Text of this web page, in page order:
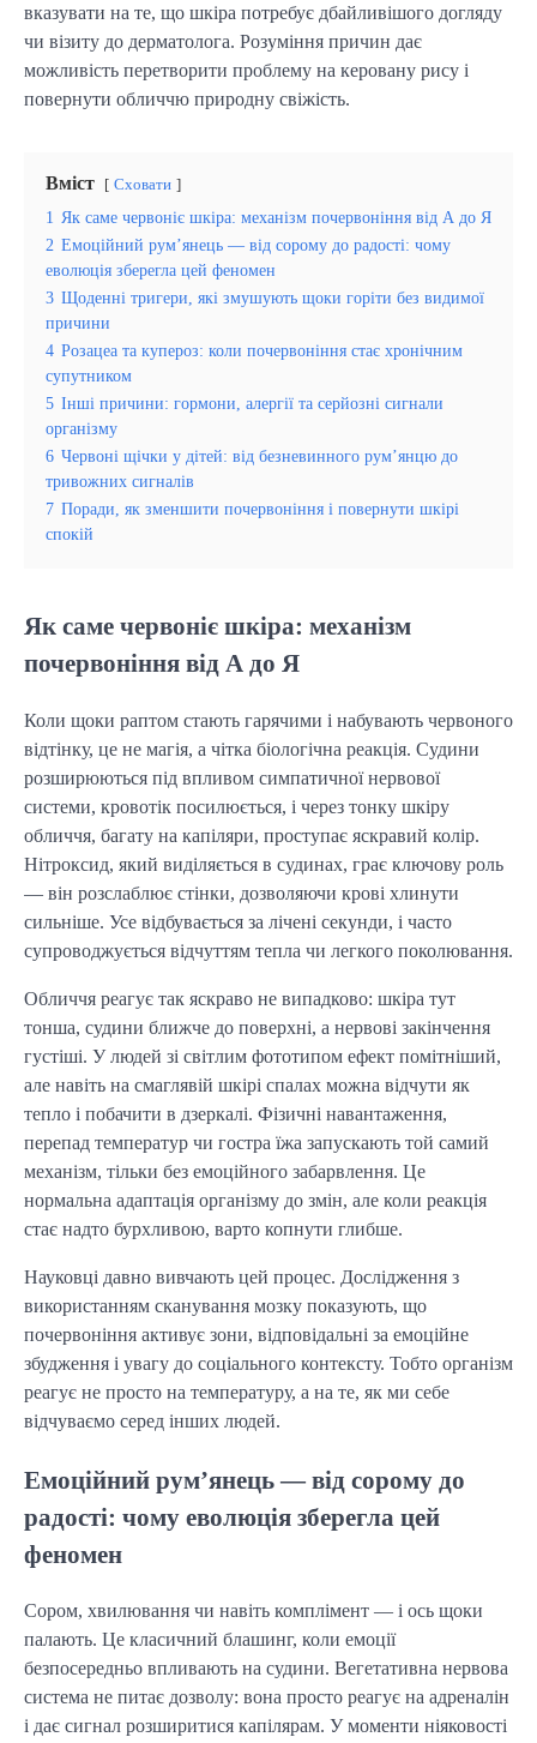
вказувати на те, що шкіра потребує дбайливішого догляду
чи візиту до дерматолога. Розуміння причин дає
можливість перетворити проблему на керовану рису і
повернути обличчю природну свіжість.
Вміст Сховати
1 Як саме червоніє шкіра: механізм почервоніння від А до Я
2 Емоційний рум’янець — від сорому до радості: чому
еволюція зберегла цей феномен
3 Щоденні тригери, які змушують щоки горіти без видимої
причини
4 Розацеа та купероз: коли почервоніння стає хронічним
супутником
5 Інші причини: гормони, алергії та серйозні сигнали
організму
6 Червоні щічки у дітей: від безневинного рум’янцю до
тривожних сигналів
7 Поради, як зменшити почервоніння і повернути шкірі
спокій
Як саме червоніє шкіра: механізм
почервоніння від А до Я
Коли щоки раптом стають гарячими і набувають червоного
відтінку, це не магія, а чітка біологічна реакція. Судини
розширюються під впливом симпатичної нервової
системи, кровотік посилюється, і через тонку шкіру
обличчя, багату на капіляри, проступає яскравий колір.
Нітроксид, який виділяється в судинах, грає ключову роль
— він розслаблює стінки, дозволяючи крові хлинути
сильніше. Усе відбувається за лічені секунди, і часто
супроводжується відчуттям тепла чи легкого поколювання.
Обличчя реагує так яскраво не випадково: шкіра тут
тонша, судини ближче до поверхні, а нервові закінчення
густіші. У людей зі світлим фототипом ефект помітніший,
але навіть на смаглявій шкірі спалах можна відчути як
тепло і побачити в дзеркалі. Фізичні навантаження,
перепад температур чи гостра їжа запускають той самий
механізм, тільки без емоційного забарвлення. Це
нормальна адаптація організму до змін, але коли реакція
стає надто бурхливою, варто копнути глибше.
Науковці давно вивчають цей процес. Дослідження з
використанням сканування мозку показують, що
почервоніння активує зони, відповідальні за емоційне
збудження і увагу до соціального контексту. Тобто організм
реагує не просто на температуру, а на те, як ми себе
відчуваємо серед інших людей.
Емоційний рум’янець — від сорому до
радості: чому еволюція зберегла цей
феномен
Сором, хвилювання чи навіть комплімент — і ось щоки
палають. Це класичний блашинг, коли емоції
безпосередньо впливають на судини. Вегетативна нервова
система не питає дозволу: вона просто реагує на адреналін
і дає сигнал розширитися капілярам. У моменти ніяковості